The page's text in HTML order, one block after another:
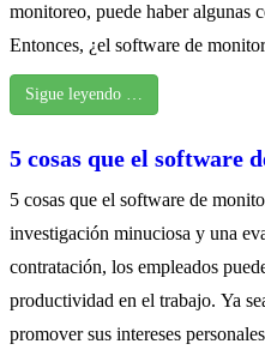
monitoreo, puede haber algunas
Entonces, ¿el software de
Sigue leyendo …
5 cosas que el software
5 cosas que el software de
investigación minuciosa y una
contratación, los empleados
productividad en el trabajo. Ya
promover sus intereses